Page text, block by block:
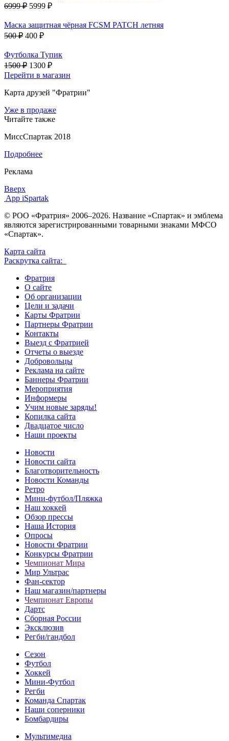
6999 ₽ 5999 ₽
Маска защитная чёрная FCSM PATCH летняя
500 ₽ 400 ₽
Футболка Тупик
1500 ₽ 1300 ₽
Перейти в магазин
Карта друзей "Фратрии"
Уже в продаже
Читайте также
МиссСпартак 2018
Подробнее
Реклама
Вверх
App iSpartak
© РОО «Фратрия» 2006–2026. Название «Спартак» и эмблема
являются зарегистрированными товарными знаками МФСО
«Спартак».
Карта сайта
Раскрутка сайта:
Фратрия
О сайте
Об организации
Цели и задачи
Карты Фратрии
Партнеры Фратрии
Контакты
Выезд с Фратрией
Отчеты о выезде
Добровольцы
Реклама на сайте
Баннеры Фратрии
Мероприятия
Информеры
Учим новые заряды!
Копилка сайта
Двадцатое число
Наши проекты
Новости
Новости сайта
Благотворительность
Новости Команды
Ретро
Мини-футбол/Пляжка
Наш хоккей
Обзор прессы
Наша История
Опросы
Новости Фратрии
Конкурсы Фратрии
Чемпионат Мира
Мир Ультрас
Фан-cектор
Наш магазин/партнеры
Чемпионат Европы
Дартс
Сборная России
Эксклюзив
Регби/гандбол
Сезон
Футбол
Хоккей
Мини-Футбол
Регби
Команда Спартак
Наши соперники
Бомбардиры
Мультимедиа